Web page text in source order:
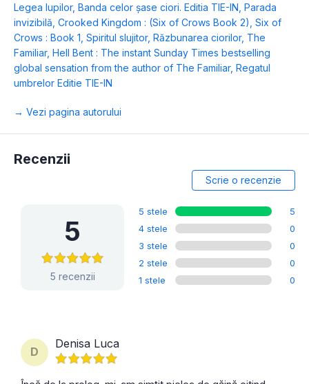
Legea lupilor, Banda celor șase ciori. Editia TIE-IN Parada
invizibilă Crooked Kingdom : (Six of Crows Book 2) Six of
Crows : Book 1 Spiritul slujitor, Răzbunarea ciorilor, The
Familiar, Hell Bent : The instant Sunday Times bestselling
global sensation from the author of The Familiar, Regatul
umbrelor Editie TIE-IN
→ Vezi pagina autorului
Recenzii
Scrie o recenzie
5
5 recenzii
5 stele
5
4 stele
0
3 stele
0
2 stele
0
1 stele
0
D
Denisa Luca